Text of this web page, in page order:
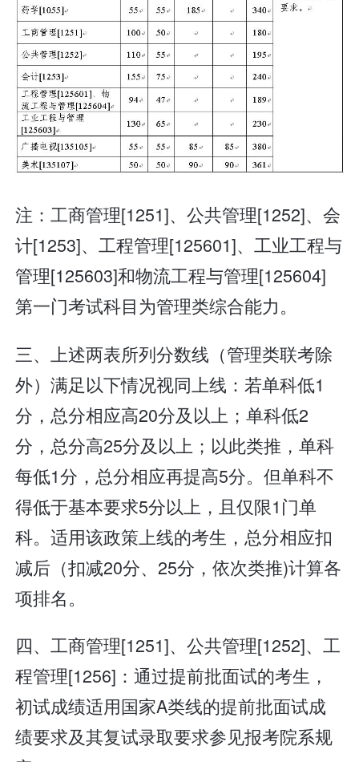
注：工商管理[1251]、公共管理[1252]、会
计[1253]、工程管理[125601]、工业工程与
管理[125603]和物流工程与管理[125604]
第一门考试科目为管理类综合能力。
三、上述两表所列分数线（管理类联考除
外）满足以下情况视同上线：若单科低1
分，总分相应高20分及以上；单科低2
分，总分高25分及以上；以此类推，单科
每低1分，总分相应再提高5分。但单科不
得低于基本要求5分以上，且仅限1门单
科。适用该政策上线的考生，总分相应扣
减后（扣减20分、25分，依次类推)计算各
项排名。
四、工商管理[1251]、公共管理[1252]、工
程管理[1256]：通过提前批面试的考生，
初试成绩适用国家A类线的提前批面试成
绩要求及其复试录取要求参见报考院系规